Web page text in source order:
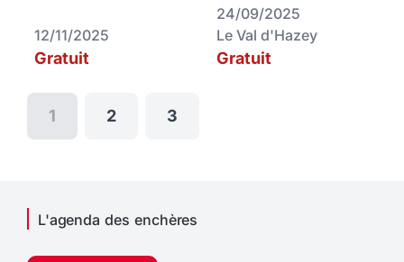
12/11/2025
Gratuit
24/09/2025
Le Val d'Hazey
Gratuit
1 2 3
L'agenda des enchères